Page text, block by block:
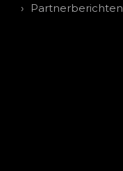
Partnerberichten